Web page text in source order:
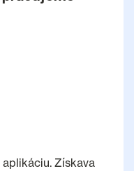
Získava